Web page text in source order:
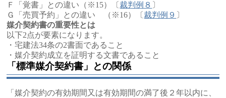
Ｆ「覚書」との違い（※15）〔 裁判例８ 〕
Ｇ「売買予約」との違い （※16）〔 裁判例９ 〕
媒介契約書の重要性とは
以下2点が要素になります。
・宅建法34条の2書面であること
・媒介契約成立を証明する文書であること
「標準媒介契約書」との関係
「媒介契約の有効期間又は有効期間の満了後２年以内に、